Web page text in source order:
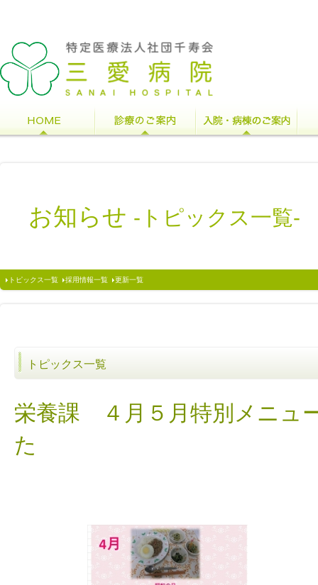
お知らせ -トピックス一覧-
トピックス一覧 採用情報一覧 更新一覧
トピックス一覧
栄養課 ４月５月特別メニュ
た